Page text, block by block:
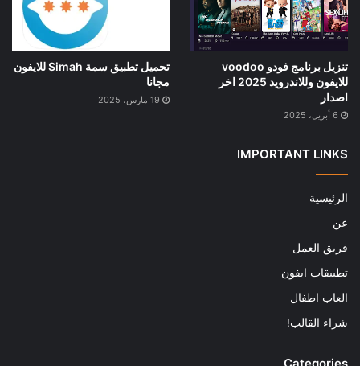
تنزيل برنامج فودو voodoo
للايفون وللاندرويد 2025 اخر
اصدار
6 أبريل، 2025
تحميل تطبيق سمة Simah للايفون
مجانا
19 مارس، 2025
IMPORTANT LINKS
الرئيسية
عن
فريق العمل
تطبيقات ايفون
العاب اطفال
شراء القالب!
Categories